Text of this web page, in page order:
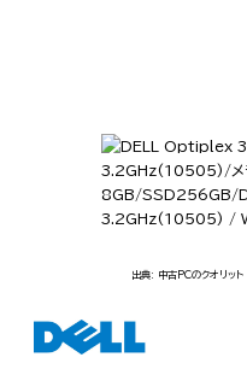
出典: 中古PCのクオリット